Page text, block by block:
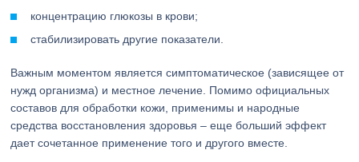
концентрацию глюкозы в крови;
стабилизировать другие показатели.
Важным моментом является симптоматическое (зависящее от
нужд организма) и местное лечение. Помимо официальных
составов для обработки кожи, применимы и народные
средства восстановления здоровья – еще больший эффект
дает сочетанное применение того и другого вместе.